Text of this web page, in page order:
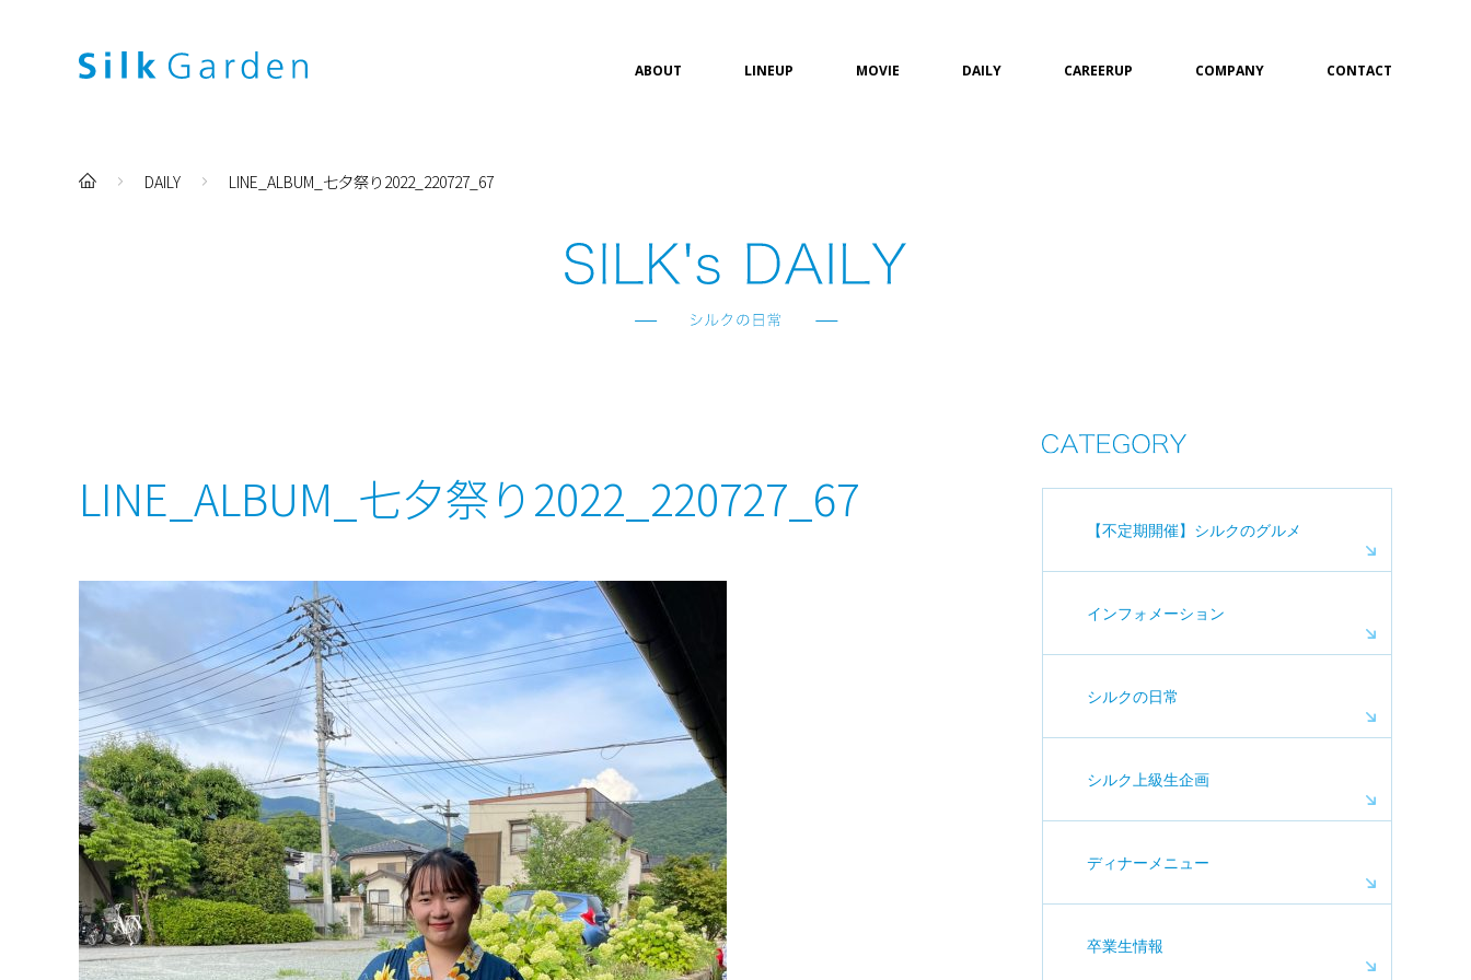
ABOUT LINEUP MOVIE DAILY CAREERUP COMPANY CONTACT
DAILY LINE_ALBUM_七夕祭り2022_220727_67
LINE_ALBUM_七夕祭り2022_220727_67
【不定期開催】シルクのグルメ
インフォメーション
シルクの日常
シルク上級生企画
ディナーメニュー
卒業生情報